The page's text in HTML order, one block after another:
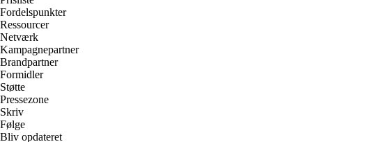
Fordelspunkter
Ressourcer
Netværk
Kampagnepartner
Brandpartner
Formidler
Støtte
Pressezone
Skriv
Følge
Bliv opdateret